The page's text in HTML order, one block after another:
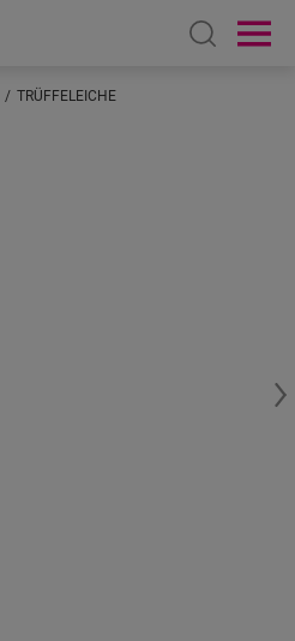
Open
TRÜFFELEICHE